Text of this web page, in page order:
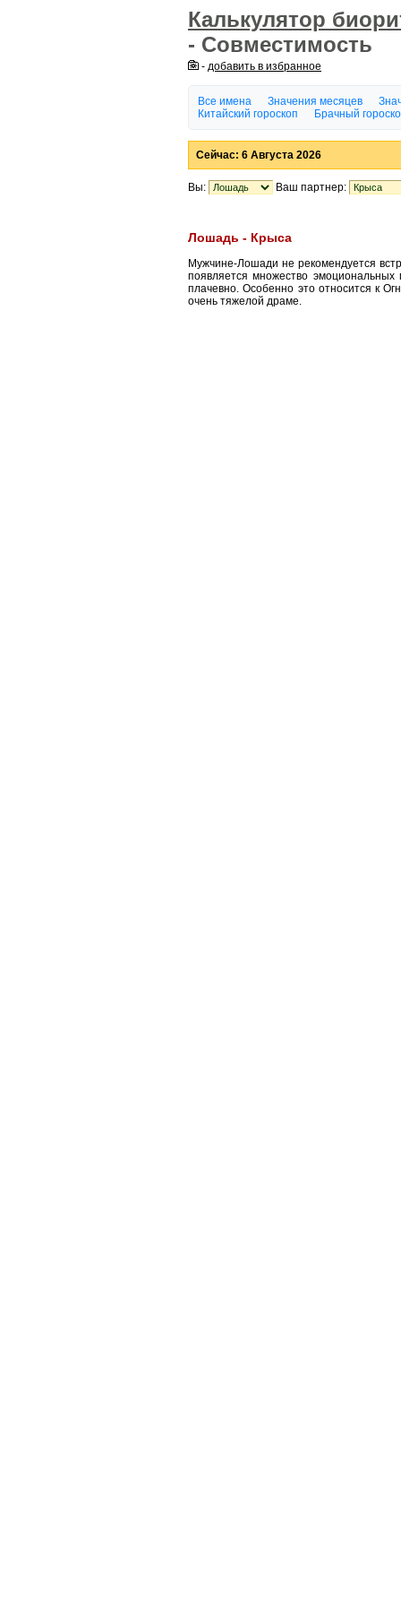
Калькулятор
- Совместимость
- добавить в избранное
Все имена Значения месяцев
Китайский гороскоп
Брачный
Сейчас: 6 Августа 2026
Вы: Ваш партнер:
Лошадь - Крыса
Мужчине-Лошади не рекомендуется
появляется множество эмоциональных
плачевно. Особенно это относится к
очень тяжелой драме.